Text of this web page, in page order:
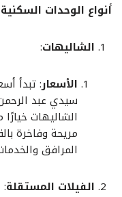
أنواع الوحدات
الشاليهات:
الأسعار: تبدأ
سيدي عبد
الشاليهات خيارًا
مريحة وفاخرة
المرافق
الفيلات المستقلة: